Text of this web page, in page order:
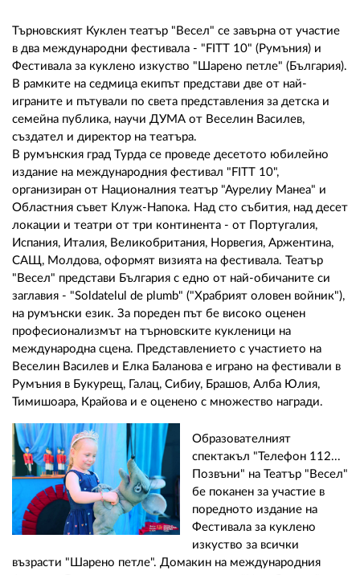
Търновският Куклен театър "Весел" се завърна от участие
в два международни фестивала - "FITT 10" (Румъния) и
Фестивала за куклено изкуство "Шарено петле" (България).
В рамките на седмица екипът представи две от най-
играните и пътували по света представления за детска и
семейна публика, научи ДУМА от Веселин Василев,
създател и директор на театъра.
В румънския град Турда се проведе десетото юбилейно
издание на международния фестивал "FITT 10",
организиран от Националния театър "Аурелиу Манеа" и
Областния съвет Клуж-Напока. Над сто събития, над десет
локации и театри от три континента - от Португалия,
Испания, Италия, Великобритания, Норвегия, Аржентина,
САЩ, Молдова, оформят визията на фестивала. Театър
"Весел" представи България с едно от най-обичаните си
заглавия - "Soldatelul de plumb" ("Храбрият оловен войник"),
на румънски език. За пореден път бе високо оценен
професионализмът на търновските кукленици на
международна сцена. Представлението с участието на
Веселин Василев и Елка Баланова е играно на фестивали в
Румъния в Букурещ, Галац, Сибиу, Брашов, Алба Юлия,
Тимишоара, Крайова и е оценено с множество награди.
Образователният
спектакъл "Телефон 112...
Позвъни" на Театър "Весел"
бе поканен за участие в
поредното издание на
Фестивала за куклено
изкуство за всички
възрасти "Шарено петле". Домакин на международния